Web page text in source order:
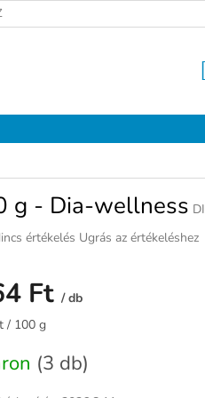
TÁJÉKOZTATÓ JOGI
g - Dia-wellness
értékelés Ugrás az értékeléshez
Ft / db
/ 100 g
(3 db)